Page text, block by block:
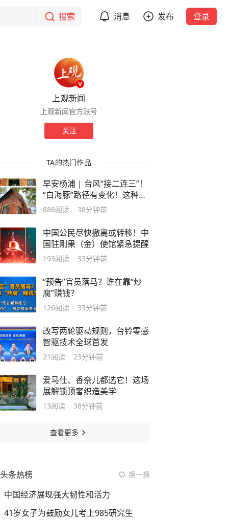
搜索 消息 发布 登录
上观新闻
上观新闻官方账号
关注
TA的热门作品
早安杨浦 | 台风“接二连三”！
“白海豚”路径有变化！这种情
况下上海将有强降雨→
886阅读 38分钟前
中国公民尽快撤离或转移！中
国驻刚果（金）使馆紧急提醒
193阅读 33分钟前
“预告”官员落马？谁在靠“炒
腐”赚钱？
126阅读 33分钟前
改写两轮驱动规则，台铃零感
智驱技术全球首发
21 阅读 23分钟前
爱马仕、香奈儿都选它！这场
展解锁顶奢织造美学
13阅读 38分钟前
查看更多
头条热榜 换一换
中国经济展现强大韧性和活力
41岁女子为鼓励女儿考上985研究生